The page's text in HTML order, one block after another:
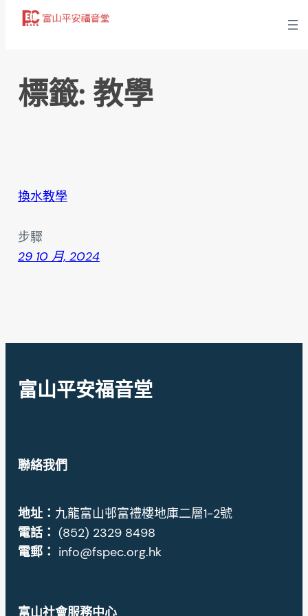
標籤: 教學
換水教學
步驟
29 10 月, 2024
富山平安福音堂
聯絡我們
地址： 九龍富山邨富禮樓地庫二層1-2號
電話： (852) 2329 8498
電郵： info@fspec.org.hk
富山社會服務中心